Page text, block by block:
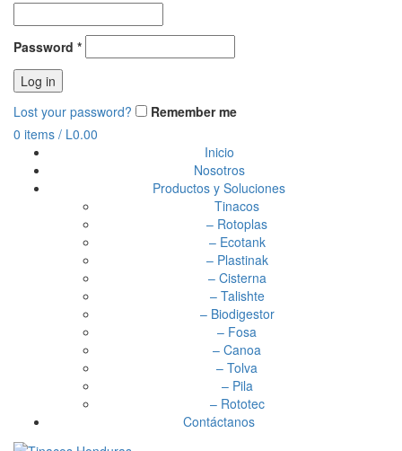
Password *
Log in
Lost your password?
Remember me
0 items / L0.00
Inicio
Nosotros
Productos y Soluciones
Tinacos
– Rotoplas
– Ecotank
– Plastinak
– Cisterna
– Talishte
– Biodigestor
– Fosa
– Canoa
– Tolva
– Pila
– Rototec
Contáctanos